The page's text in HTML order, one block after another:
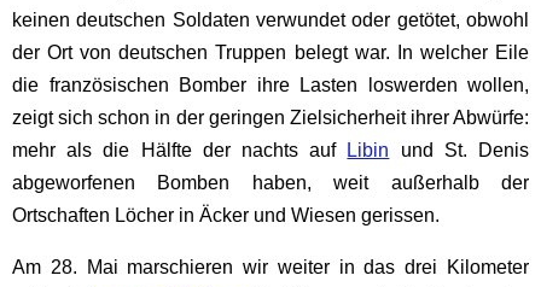
keinen deutschen Soldaten verwundet oder getötet, obwohl
der Ort von deutschen Truppen belegt war. In welcher Eile
die französischen Bomber ihre Lasten loswerden wollen,
zeigt sich schon in der geringen Zielsicherheit ihrer Abwürfe:
mehr als die Hälfte der nachts auf Libin und St. Denis
abgeworfenen Bomben haben, weit außerhalb der
Ortschaften Löcher in Äcker und Wiesen gerissen.
Am 28. Mai marschieren wir weiter in das drei Kilometer